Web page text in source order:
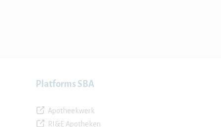
Platforms SBA
Apotheekwerk
RI&E Apotheken